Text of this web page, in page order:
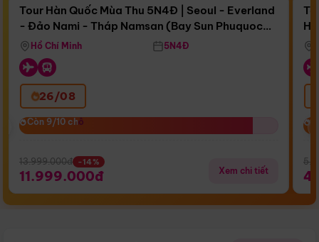
Còn16 ngày 11:30:43
Bay Sun Phuquoc Airways
Tour Hàn Quốc Mùa Thu 5N4Đ | Seoul - Everland
- Đảo Nami - Tháp Namsan (Bay Sun Phuquoc
Airways)
Hồ Chí Minh 5N4Đ
26/08
Còn 9/10 chỗ
Còn 9/10 chỗ
13.999.000đ -14%
11.999.000đ Xem chi tiết